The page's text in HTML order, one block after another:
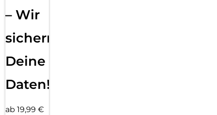
– Wir
sichern
Deine
Daten!
ab 19,99 €